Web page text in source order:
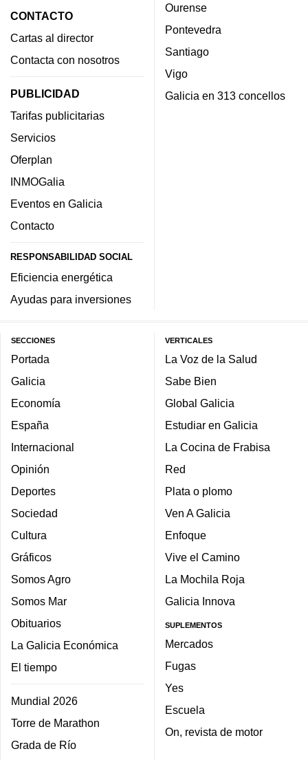
CONTACTO
Cartas al director
Contacta con nosotros
PUBLICIDAD
Tarifas publicitarias
Servicios
Oferplan
INMOGalia
Eventos en Galicia
Contacto
RESPONSABILIDAD SOCIAL
Eficiencia energética
Ayudas para inversiones
Ourense
Pontevedra
Santiago
Vigo
Galicia en 313 concellos
SECCIONES
Portada
Galicia
Economía
España
Internacional
Opinión
Deportes
Sociedad
Cultura
Gráficos
Somos Agro
Somos Mar
Obituarios
La Galicia Económica
El tiempo
Mundial 2026
Torre de Marathon
Grada de Río
VERTICALES
La Voz de la Salud
Sabe Bien
Global Galicia
Estudiar en Galicia
La Cocina de Frabisa
Red
Plata o plomo
Ven A Galicia
Enfoque
Vive el Camino
La Mochila Roja
Galicia Innova
SUPLEMENTOS
Mercados
Fugas
Yes
Escuela
On, revista de motor